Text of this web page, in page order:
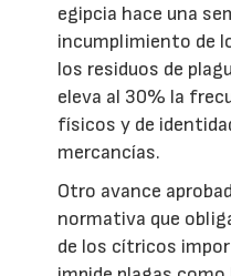
egipcia hace una
incumplimiento de
los residuos de
eleva al 30% la
físicos y de
mercancías.
Otro avance
normativa que
de los cítricos